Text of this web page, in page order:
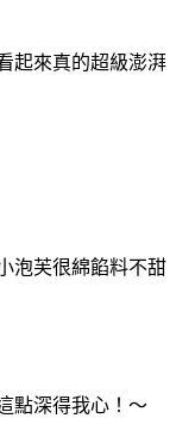
起來真的超級澎湃
泡芙很綿餡料不甜
點深得我心！～